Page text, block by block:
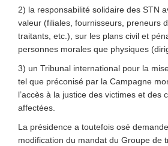
2) la responsabilité solidaire des STN
valeur (filiales, fournisseurs, preneurs
traitants, etc.), sur les plans civil et
personnes morales que physiques
3) un Tribunal international pour la
tel que préconisé par la Campagne
l’accès à la justice des victimes et des
affectées.
La présidence a toutefois osé
modification du mandat du Groupe de